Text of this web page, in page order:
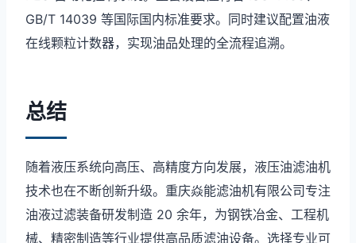
GB/T 14039 等国际国内标准要求。同时建议配置油液
在线颗粒计数器，实现油品处理的全流程追溯。
总结
随着液压系统向高压、高精度方向发展，液压油滤油机
技术也在不断创新升级。重庆焱能滤油机有限公司专注
油液过滤装备研发制造 20 余年，为钢铁冶金、工程机
械、精密制造等行业提供高品质滤油设备。选择专业可